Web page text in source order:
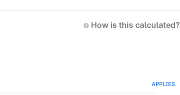
How is this calculated?
APPLIES